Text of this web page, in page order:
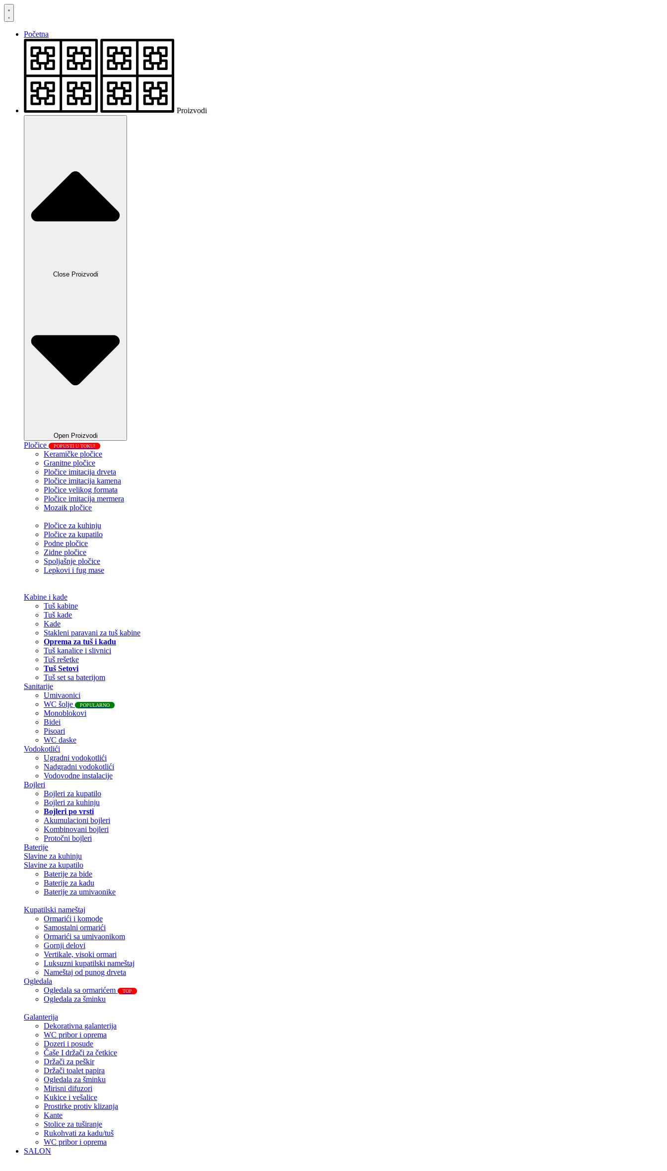
Skočite
na
Početna
Proizvodi
Close Proizvodi
Open Proizvodi
Pločice POPUSTI U TOKU!
Keramičke pločice
Granitne pločice
Pločice imitacija drveta
Pločice imitacija kamena
Pločice velikog formata
Pločice imitacija mermera
Mozaik pločice
Pločice za kuhinju
Pločice za kupatilo
Podne pločice
Zidne pločice
Spoljašnje pločice
Lepkovi i fug mase
Kabine i kade
Tuš kabine
Tuš kade
Kade
Stakleni paravani za tuš kabine
Oprema za tuš i kadu
Tuš kanalice i slivnici
Tuš rešetke
Tuš Setovi
Tuš set sa baterijom
Sanitarije
Umivaonici
WC šolje
POPULARNO
Monoblokovi
Bidei
Pisoari
WC daske
Vodokotlići
Ugradni vodokotlići
Nadgradni vodokotlići
Vodovodne instalacije
Bojleri
Bojleri za kupatilo
Bojleri za kuhinju
Bojleri po vrsti
Akumulacioni bojleri
Kombinovani bojleri
Protočni bojleri
Baterije
Slavine za kuhinju
Slavine za kupatilo
Baterije za bide
Baterije za kadu
Baterije za umivaonike
Kupatilski nameštaj
Ormarići i komode
Samostalni ormarići
Ormarići sa umivaonikom
Gornji delovi
Vertikale, visoki ormari
Luksuzni kupatilski nameštaj
Nameštaj od punog drveta
Ogledala
Ogledala sa ormarićem
TOP
Ogledala za šminku
Galanterija
Dekorativna galanterija
WC pribor i oprema
Dozeri i posude
Čaše I držači za četkice
Držači za peškir
Držači toalet papira
Ogledala za šminku
Mirisni difuzori
Kukice i vešalice
Prostirke protiv klizanja
Kante
Stolice za tuširanje
Rukohvati za kadu/tuš
WC pribor i oprema
SALON